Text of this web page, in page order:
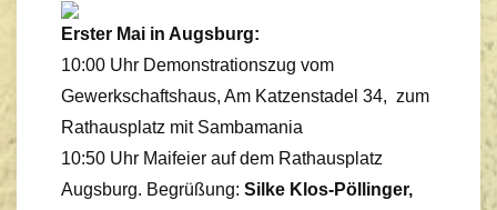
Erster Mai in Augsburg:
10:00 Uhr Demonstrationszug vom
Gewerkschaftshaus, Am Katzenstadel 34, zum
Rathausplatz mit Sambamania
10:50 Uhr Maifeier auf dem Rathausplatz
Augsburg. Begrüßung: Silke Klos-Pöllinger,